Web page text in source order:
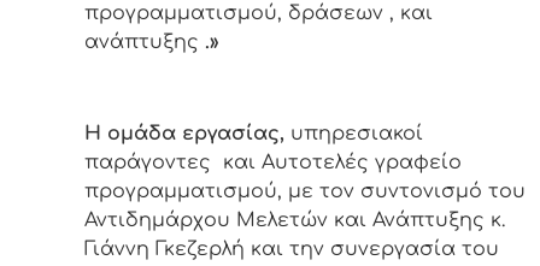
προγραμματισμού, δράσεων , και
ανάπτυξης .»
Η ομάδα εργασίας, υπηρεσιακοί
παράγοντες και Αυτοτελές γραφείο
προγραμματισμού, με τον συντονισμό του
Αντιδημάρχου Μελετών και Ανάπτυξης κ.
Γιάννη Γκεζερλή και την συνεργασία του